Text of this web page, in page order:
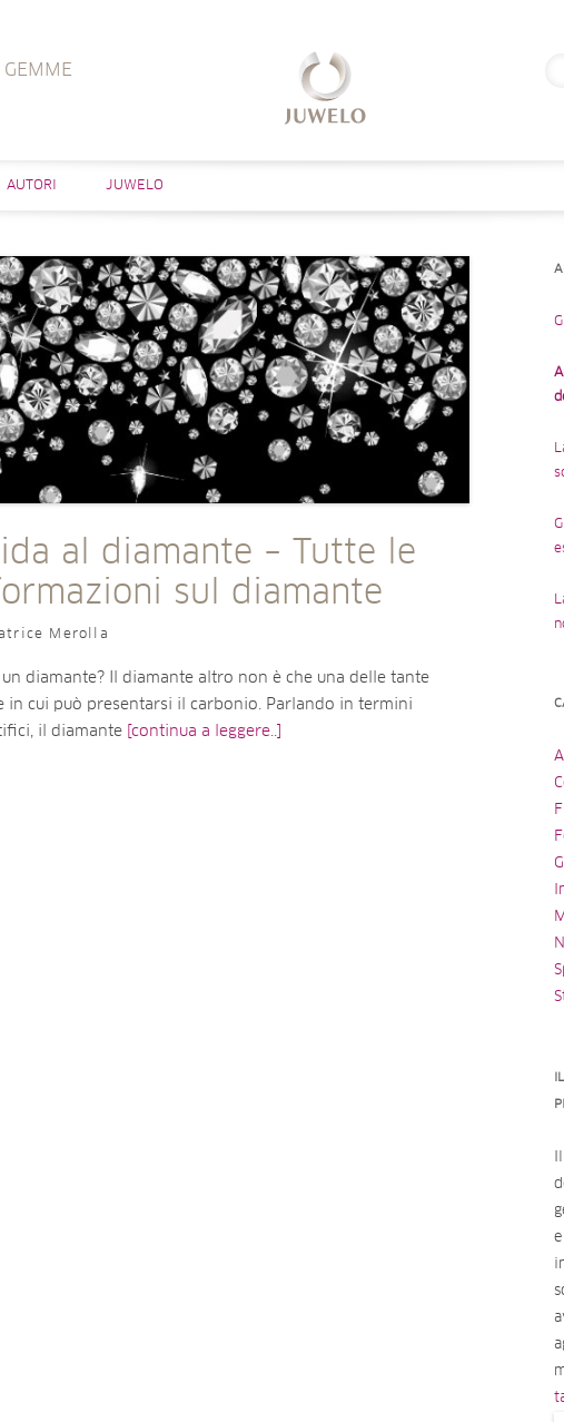
GEMME
AUTORI JUWELO
al diamante – Tutte le
sul diamante
Merolla
un diamante? Il diamante altro non è che una delle tante
in cui può presentarsi il carbonio. Parlando in termini
il diamante [continua a leggere..]